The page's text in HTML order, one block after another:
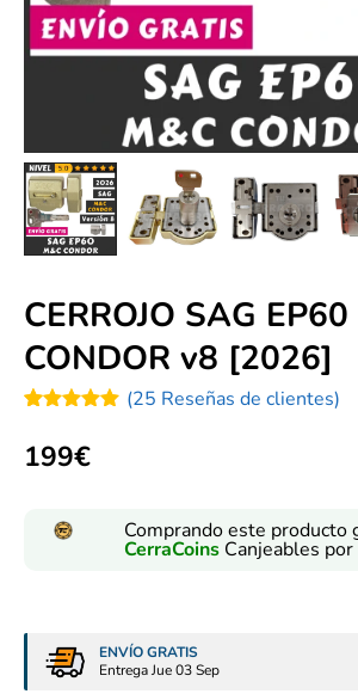
CERROJO SAG
CONDOR v8 [2026]
con 5.00
de 5 en
(25 Reseñas de clientes)
199€
Comprando este producto
CerraCoins Canjeables por
ENVÍO GRATIS
Entrega Jue 03 Sep